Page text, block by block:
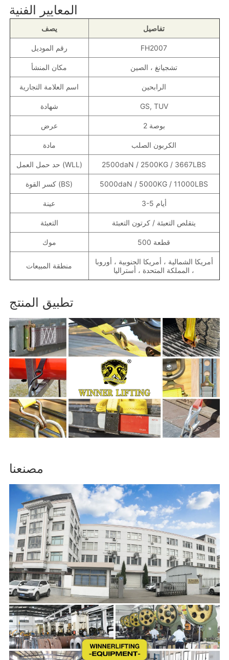
المعايير الفنية
يصف تفاصيل
رقم الموديل FH2007
مكان المنشأ تشجيانغ ، الصين
اسم العلامة التجارية الرابحين
شهادة GS, TUV
عرض 2 بوصة
مادة الكربون الصلب
حد حمل العمل (WLL) 2500daN / 2500KG / 3667LBS
كسر القوة (BS) 5000daN / 5000KG / 11000LBS
عينة 3-5 أيام
التعبئة يتقلص التعبئة / كرتون التعبئة
موك 500 قطعة
منطقة المبيعات
أمريكا الشمالية ، أمريكا الجنوبية ، أوروبا
، المملكة المتحدة ، أستراليا
تطبيق المنتج
مصنعنا